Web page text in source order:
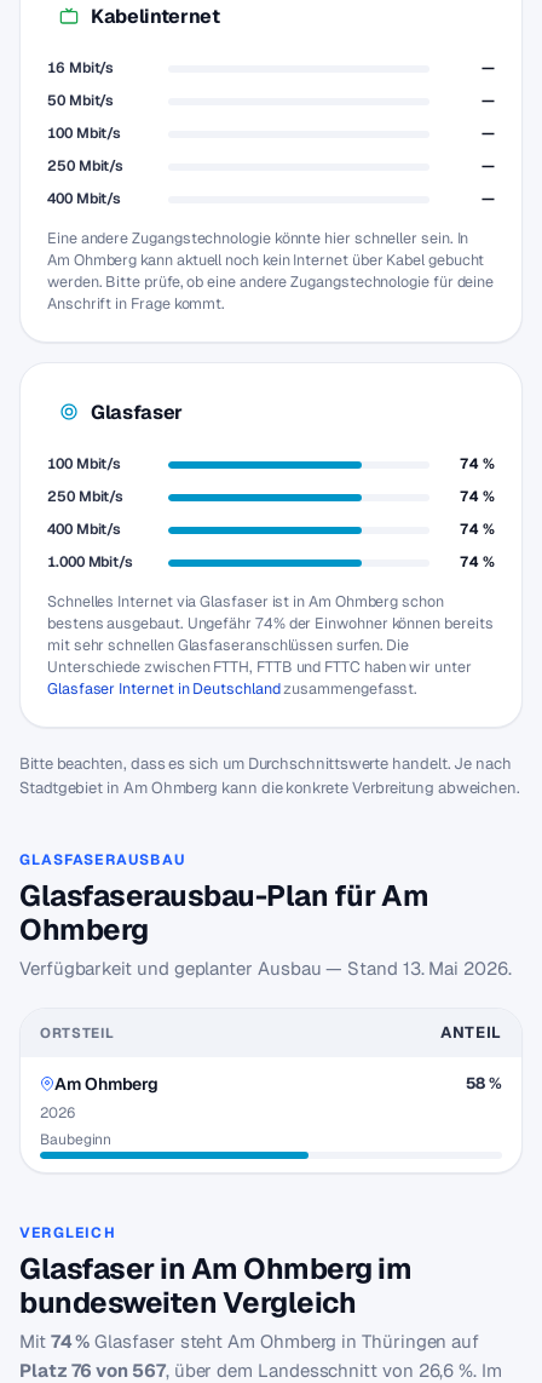
Kabelinternet
16 Mbit/s
—
50 Mbit/s
—
100 Mbit/s
—
250 Mbit/s
—
400 Mbit/s
—
Eine andere Zugangstechnologie könnte hier schneller sein. In
Am Ohmberg kann aktuell noch kein Internet über Kabel gebucht
werden. Bitte prüfe, ob eine andere Zugangstechnologie für deine
Anschrift in Frage kommt.
Glasfaser
100 Mbit/s
74 %
250 Mbit/s
74 %
400 Mbit/s
74 %
1.000 Mbit/s
74 %
Schnelles Internet via Glasfaser ist in Am Ohmberg schon
bestens ausgebaut. Ungefähr 74% der Einwohner können bereits
mit sehr schnellen Glasfaseranschlüssen surfen. Die
Unterschiede zwischen FTTH, FTTB und FTTC haben wir unter
Glasfaser Internet in Deutschlandzusammengefasst.
Bitte beachten, dass es sich um Durchschnittswerte handelt. Je nach
Stadtgebiet in Am Ohmberg kann die konkrete Verbreitung abweichen.
GLASFASERAUSBAU
Glasfaserausbau-Plan für Am
Ohmberg
Verfügbarkeit und geplanter Ausbau — Stand 13. Mai 2026.
ORTSTEIL ANTEIL
Am Ohmberg
2026
Baubeginn
58 %
VERGLEICH
Glasfaser in Am Ohmberg im
bundesweiten Vergleich
Mit 74 % Glasfaser steht Am Ohmberg in Thüringen auf
Platz 76 von 567, über dem Landesschnitt von 26,6 %. Im